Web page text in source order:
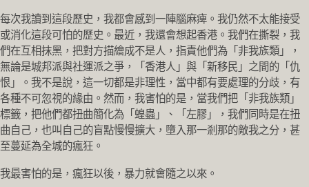
每次我讀到這段歷史，我都會感到一陣腦麻痺。我仍然不太能接受
或消化這段可怕的歷史。最近，我還會想起香港。我們在撕裂，我
們在互相抹黑，把對方描繪成不是人，指責他們為「非我族類」，
無論是城邦派與社運派之爭，「香港人」與「新移民」之間的「仇
恨」。我不是說，這一切都是非理性，當中都有要處理的分歧，有
各種不可忽視的緣由。然而，我害怕的是，當我們把「非我族類」
標籤，把他們都扭曲簡化為「蝗蟲」、「左膠」，我們同時是在扭
曲自己，也叫自己的盲點慢慢擴大，墮入那一剎那的敵我之分，甚
至蔓延為全城的瘋狂。
我最害怕的是，瘋狂以後，暴力就會隨之以來。